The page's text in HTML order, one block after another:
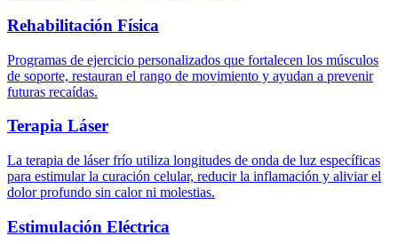
Rehabilitación Física
Programas de ejercicio personalizados que fortalecen los músculos
de soporte, restauran el rango de movimiento y ayudan a prevenir
futuras recaídas.
Terapia Láser
La terapia de láser frío utiliza longitudes de onda de luz específicas
para estimular la curación celular, reducir la inflamación y aliviar el
dolor profundo sin calor ni molestias.
Estimulación Eléctrica